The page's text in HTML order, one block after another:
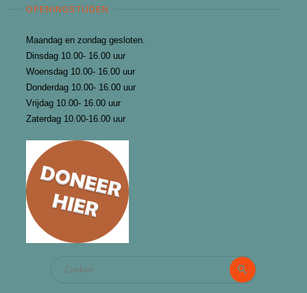
OPENINGSTIJDEN
Maandag en zondag gesloten.
Dinsdag 10.00- 16.00 uur
Woensdag 10.00- 16.00 uur
Donderdag 10.00- 16.00 uur
Vrijdag 10.00- 16.00 uur
Zaterdag 10.00-16.00 uur
Zoeken